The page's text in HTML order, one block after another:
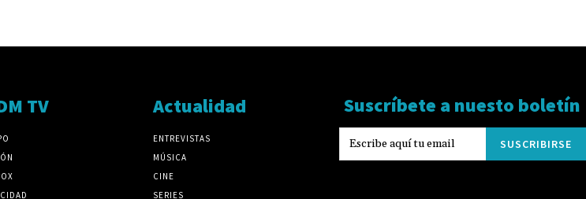
TV Actualidad
ENTREVISTAS
MÚSICA
CINE
SERIES
Suscríbete a nuesto boletín
SUSCRIBIRSE